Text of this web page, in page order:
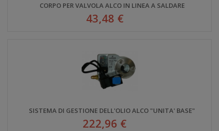
CORPO PER VALVOLA ALCO IN LINEA A SALDARE
43,48 €
SISTEMA DI GESTIONE DELL'OLIO ALCO "UNITA' BASE"
222,96 €